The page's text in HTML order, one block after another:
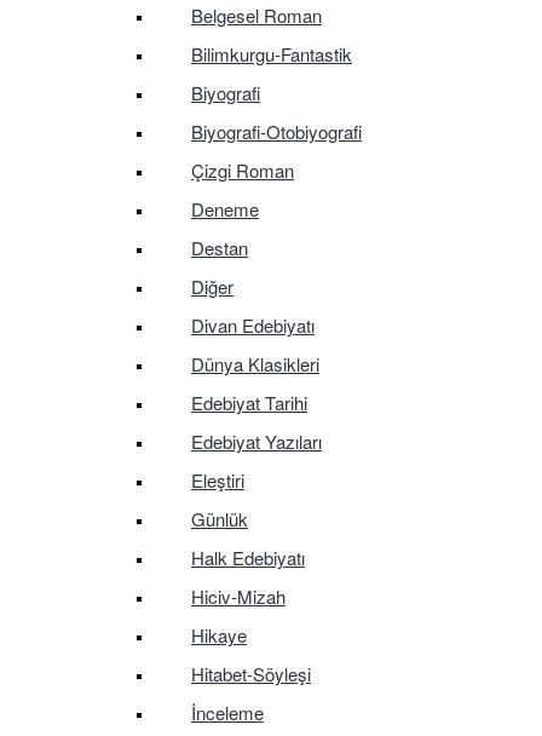
Belgesel Roman
Bilimkurgu-Fantastik
Biyografi
Biyografi-Otobiyografi
Çizgi Roman
Deneme
Destan
Diğer
Divan Edebiyatı
Dünya Klasikleri
Edebiyat Tarihi
Edebiyat Yazıları
Eleştiri
Günlük
Halk Edebiyatı
Hiciv-Mizah
Hikaye
Hitabet-Söyleşi
İnceleme